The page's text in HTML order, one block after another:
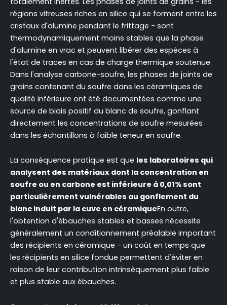
régions vitreuses riches en silice qui se forment entre les
cristaux d'alumine pendant le frittage - sont
thermodynamiquement moins stables que la phase
d'alumine en vrac et peuvent libérer des espèces à
l'état de traces en cas de charge thermique soutenue.
Dans l'analyse carbone-soufre, les phases de joints de
grains contenant du soufre dans les céramiques de
qualité inférieure ont été documentées comme une
source de biais positif du blanc de soufre, gonflant
directement les concentrations de soufre mesurées
dans les échantillons à faible teneur en soufre.
La conséquence pratique est que les laboratoires qui
analysent des matériaux dont la concentration en
soufre ou en carbone est inférieure à 0,01% sont
particulièrement vulnérables au gonflement du
blanc induit par la cuve en céramiqueEn outre,
l'obtention d'ébauches stables et basses nécessite
généralement un conditionnement préalable important
des récipients en céramique - un coût en temps que
les récipients en silice fondue permettent d'éviter en
raison de leur contribution intrinsèquement plus faible
et plus stable aux ébauches.